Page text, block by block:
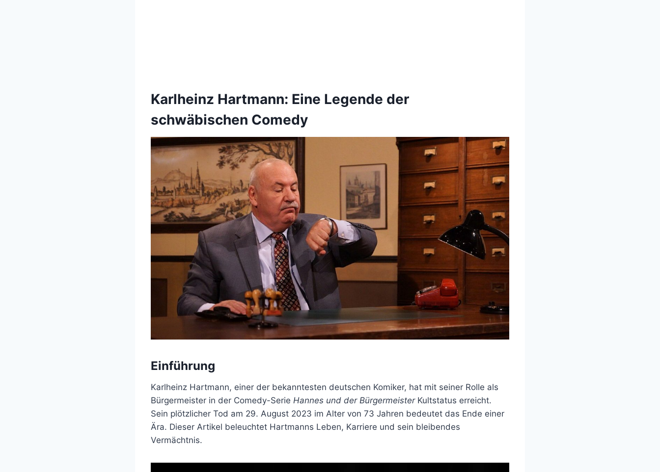
Karlheinz Hartmann: Eine Legende der
schwäbischen Comedy
Einführung
Karlheinz Hartmann, einer der bekanntesten deutschen Komiker, hat mit seiner Rolle als
Bürgermeister in der Comedy-Serie Hannes und der BürgermeisterKultstatus erreicht.
Sein plötzlicher Tod am 29. August 2023 im Alter von 73 Jahren bedeutet das Ende einer
Ära. Dieser Artikel beleuchtet Hartmanns Leben, Karriere und sein bleibendes
Vermächtnis.